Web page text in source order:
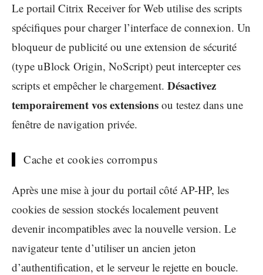
Le portail Citrix Receiver for Web utilise des scripts
spécifiques pour charger l’interface de connexion. Un
bloqueur de publicité ou une extension de sécurité
(type uBlock Origin, NoScript) peut intercepter ces
scripts et empêcher le chargement. Désactivez
temporairement vos extensions ou testez dans une
fenêtre de navigation privée.
Cache et cookies corrompus
Après une mise à jour du portail côté AP-HP, les
cookies de session stockés localement peuvent
devenir incompatibles avec la nouvelle version. Le
navigateur tente d’utiliser un ancien jeton
d’authentification, et le serveur le rejette en boucle.